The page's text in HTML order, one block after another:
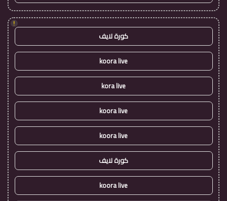
!
كورة لايف
koora live
kora live
koora live
koora live
كورة لايف
koora live